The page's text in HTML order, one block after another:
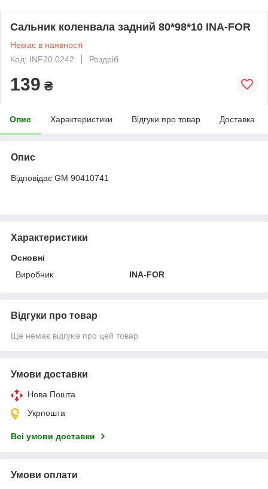
Сальник коленвала задний 80*98*10 INA-FOR
Немає в наявності
Код: INF20.0242
Роздріб
139 ₴
Опис Характеристики Відгуки про товар Доставка
Опис
Відповідає GM 90410741
Характеристики
Основні
Виробник
INA-FOR
Відгуки про товар
Ще немає відгуків про цей товар
Умови доставки
Нова Пошта
Укрпошта
Всі умови доставки
Умови оплати